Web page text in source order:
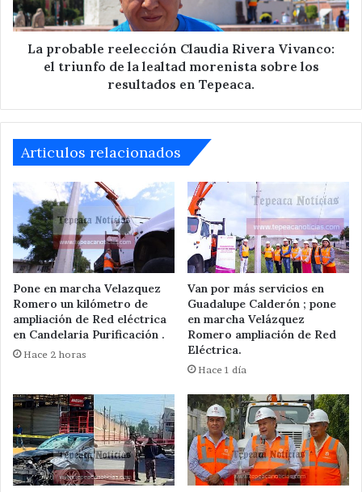
triunfo
de
lealtad
los
en
Tepeaca.
La probable reelección Claudia Rivera Vivanco:
el triunfo de la lealtad morenista sobre los
resultados en Tepeaca.
Articulos relacionados
Pone en marcha Velazquez
Romero un kilómetro de
ampliación de Red eléctrica
en Candelaria Purificación .
Hace 2 horas
Van por más servicios en
Guadalupe Calderón ; pone
en marcha Velázquez
Romero ampliación de Red
Eléctrica.
Hace 1 día